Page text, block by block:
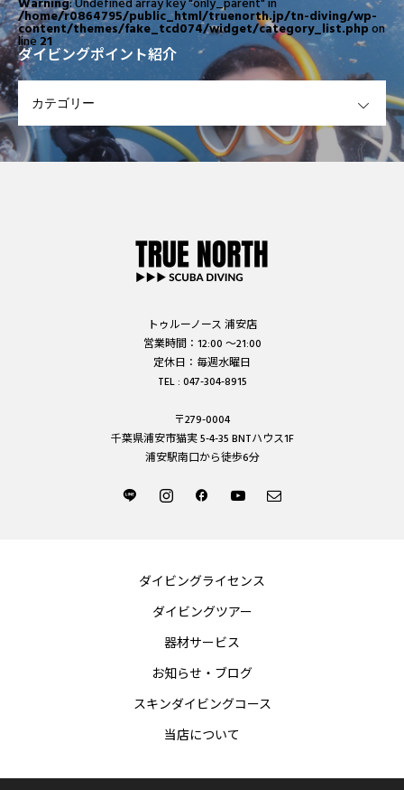
Warning: Undefined array key "only_parent" in
/home/r0864795/public_html/truenorth.jp/tn-diving/wp-
content/themes/fake_tcd074/widget/category_list.php on
line 21
ダイビングポイント紹介
トゥルーノース 浦安店
営業時間：12:00 ～21:00
定休日：毎週水曜日
TEL : 047-304-8915
〒279-0004
千葉県浦安市猫実 5-4-35 BNTハウス1F
浦安駅南口から徒歩6分
ダイビングライセンス
ダイビングツアー
器材サービス
お知らせ・ブログ
スキンダイビングコース
当店について